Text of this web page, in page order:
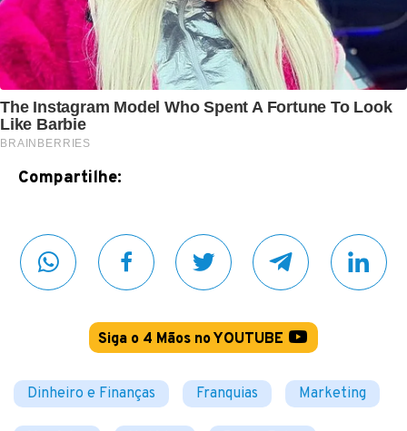
Compartilhe:
Siga o 4 Mãos no YOUTUBE
Dinheiro e Finanças Franquias Marketing